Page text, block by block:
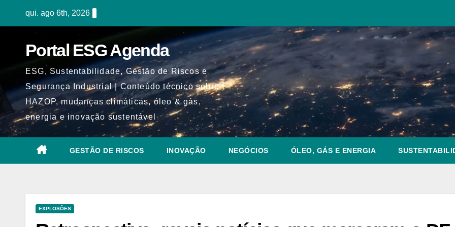
qui. ago 6th, 2026
Portal ESG Agenda
ESG, Sustentabilidade, Gestão de Riscos e
Segurança Industrial | Conteúdo técnico sobre
HAZOP, mudanças climáticas, óleo & gás,
energia e inovação sustentável
GESTÃO DE RISCOS INOVAÇÃO NEGÓCIOS ÓLEO, GÁS E ENERGIA
EXPLOSÕES